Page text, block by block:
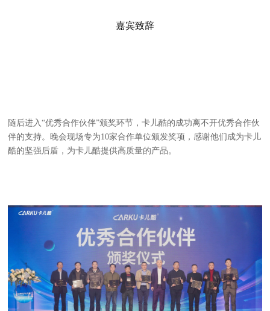
嘉宾致辞
随后进入“优秀合作伙伴”颁奖环节，卡儿酷的成功离不开优秀合作伙
伴的支持。晚会现场专为10家合作单位颁发奖项，感谢他们成为卡儿
酷的坚强后盾，为卡儿酷提供高质量的产品。